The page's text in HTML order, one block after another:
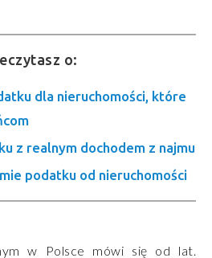
o:
dla nieruchomości, które
z realnym dochodem z najmu
podatku od nieruchomości
w Polsce mówi się od lat.